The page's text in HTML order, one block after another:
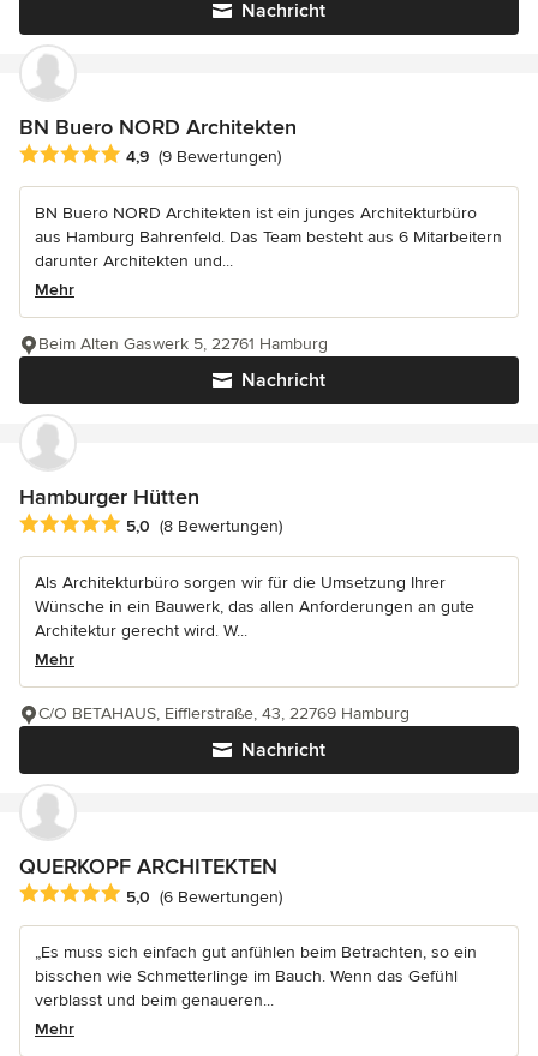
Nachricht
BN Buero NORD Architekten
Durchschnittliche Bewertung: 4.9 von 5 Sternen
4,9 (9 Bewertungen)
BN Buero NORD Architekten ist ein junges Architekturbüro
aus Hamburg Bahrenfeld. Das Team besteht aus 6 Mitarbeitern
darunter Architekten und...
Mehr
Nachricht
Beim Alten Gaswerk 5, 22761 Hamburg
Hamburger Hütten
Durchschnittliche Bewertung: 5 von 5 Sternen
5,0 (8 Bewertungen)
Als Architekturbüro sorgen wir für die Umsetzung Ihrer
Wünsche in ein Bauwerk, das allen Anforderungen an gute
Architektur gerecht wird. W...
Mehr
Nachricht
C/O BETAHAUS, Eifflerstraße, 43, 22769 Hamburg
QUERKOPF ARCHITEKTEN
Durchschnittliche Bewertung: 5 von 5 Sternen
5,0 (6 Bewertungen)
„Es muss sich einfach gut anfühlen beim Betrachten, so ein
bisschen wie Schmetterlinge im Bauch. Wenn das Gefühl
verblasst und beim genaueren...
Mehr